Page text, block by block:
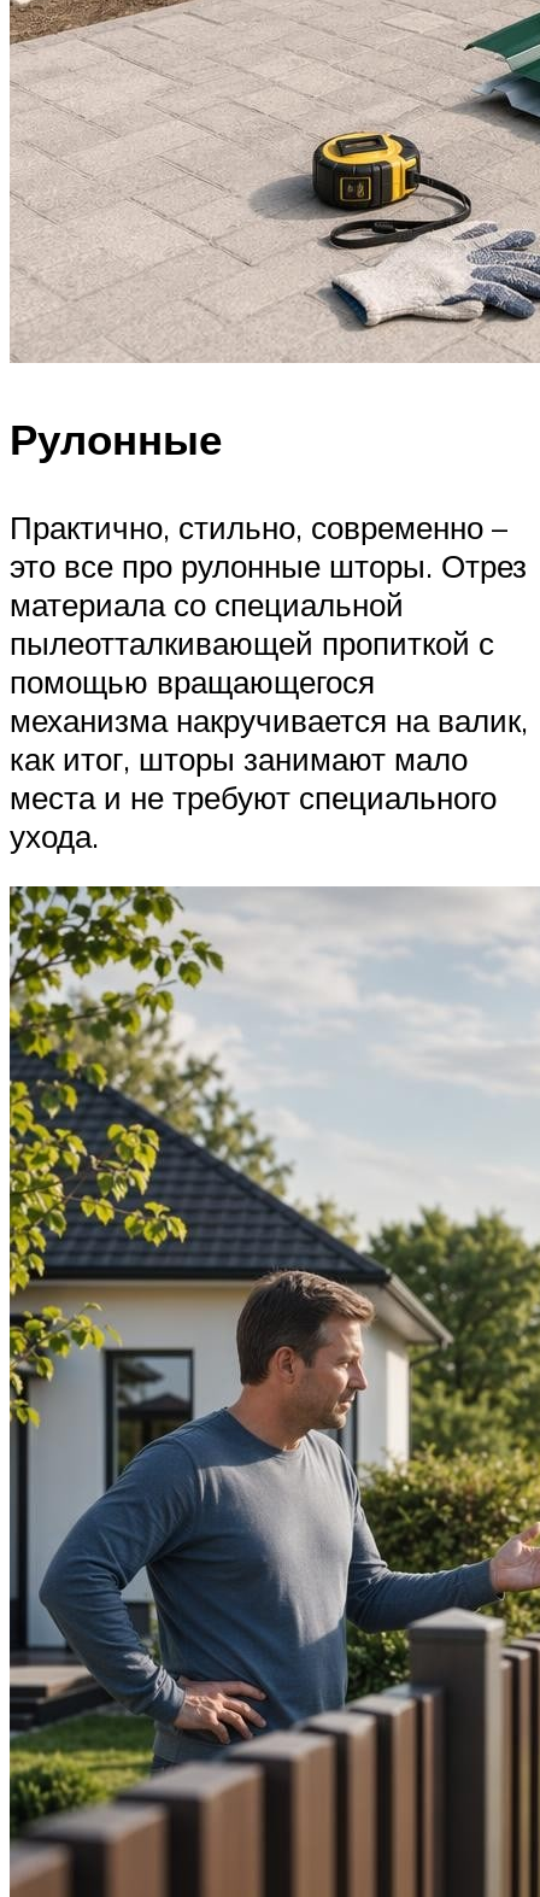
Рулонные
Практично, стильно, современно –
это все про рулонные шторы. Отрез
материала со специальной
пылеотталкивающей пропиткой с
помощью вращающегося
механизма накручивается на валик,
как итог, шторы занимают мало
места и не требуют специального
ухода.